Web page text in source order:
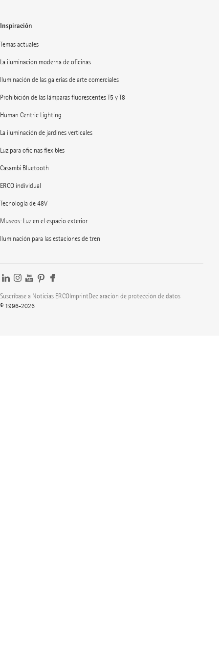
Inspiración
Temas actuales
La iluminación moderna de oficinas
Iluminación de las galerías de arte comerciales
Prohibición de las lámparas fluorescentes T5 y T8
Human Centric Lighting
La iluminación de jardines verticales
Luz para oficinas flexibles
Casambi Bluetooth
ERCO individual
Tecnología de 48V
Museos: Luz en el espacio exterior
Iluminación para las estaciones de tren
Suscríbase a Noticias ERCOImprintDeclaración de protección de datos
© 1996-2026